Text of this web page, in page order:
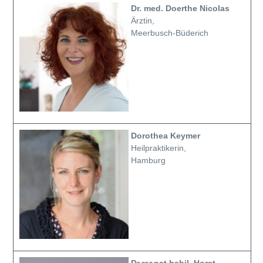
Dr. med. Doerthe Nicolas
Ärztin,
Meerbusch-Büderich
Dorothea Keymer
Heilpraktikerin,
Hamburg